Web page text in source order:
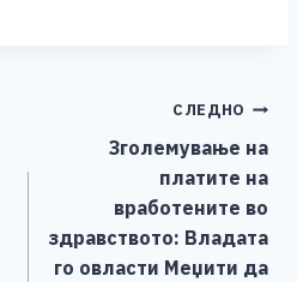
Li
n
k
СЛЕДНО
Зголемување на
платите на
вработените во
здравството: Владата
го овласти Меџити да